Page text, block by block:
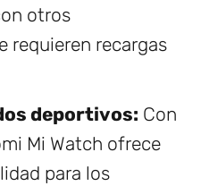
otros
requieren recargas
deportivos: Con
Mi Watch ofrece
para los